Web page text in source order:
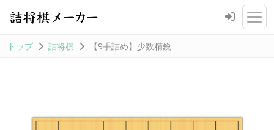
トップ 詰将棋 【9手詰め】少数精鋭